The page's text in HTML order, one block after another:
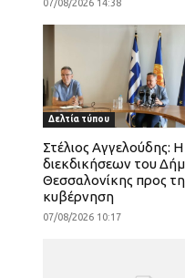
07/08/2026 14:38
Δελτία τύπου
Στέλιος Αγγελούδης:
διεκδικήσεων του
Θεσσαλονίκης προς
κυβέρνηση
07/08/2026 10:17